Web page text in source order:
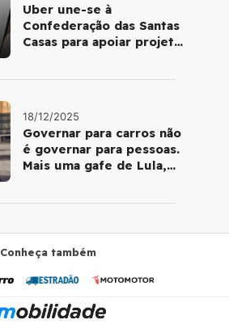
Uber une-se à
Confederação das Santas
Casas para apoiar projetos
18/12/2025
Governar para carros não
é governar para pessoas.
Mais uma gafe de Lula,
Conheça também